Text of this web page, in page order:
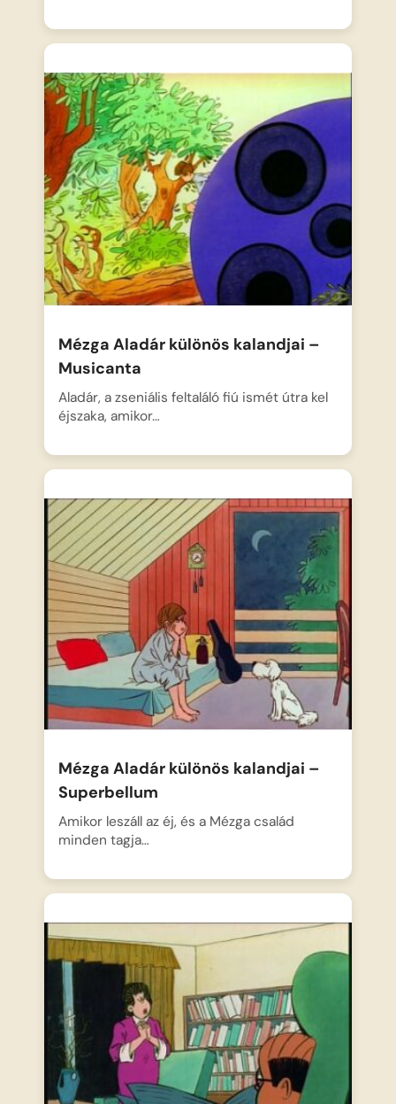
Mézga Aladár különös kalandjai –
Musicanta
Aladár, a zseniális feltaláló fiú ismét útra kel
éjszaka, amikor…
Mézga Aladár különös kalandjai –
Superbellum
Amikor leszáll az éj, és a Mézga család
minden tagja…